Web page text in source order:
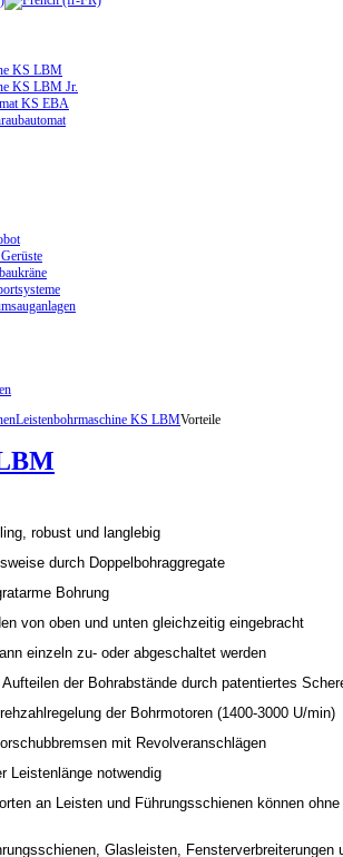
KS LBM
KS LBM Jr.
KS EBA
Leistenbohrmaschine KS LBMVorteile
robust und langlebig
durch Doppelbohraggregate
Bohrung
von oben und unten gleichzeitig eingebracht
einzeln zu- oder abgeschaltet werden
der Bohrabstände durch patentiertes
der Bohrmotoren (1400-3000 U/min)
mit Revolveranschlägen
Leistenlänge notwendig
an Leisten und Führungsschienen können
Glasleisten, Fensterverbreiterungen